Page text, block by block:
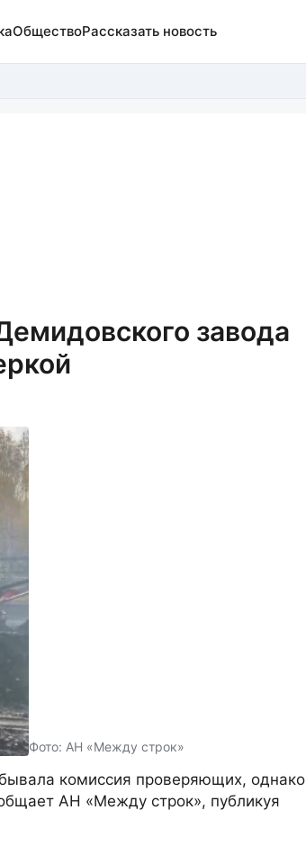
ОбществоРассказать новость
завода
Фото: АН «Между строк»
комиссия проверяющих, однако
АН «Между строк», публикуя